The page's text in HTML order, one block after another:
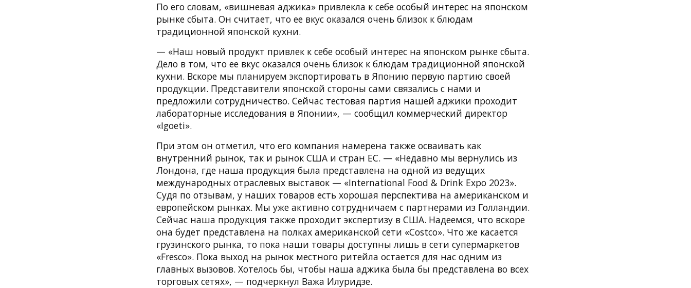
По его словам, «вишневая аджика» привлекла к себе особый интерес на японском
рынке сбыта. Он считает, что ее вкус оказался очень близок к блюдам
традиционной японской кухни.
— «Наш новый продукт привлек к себе особый интерес на японском рынке сбыта.
Дело в том, что ее вкус оказался очень близок к блюдам традиционной японской
кухни. Вскоре мы планируем экспортировать в Японию первую партию своей
продукции. Представители японской стороны сами связались с нами и
предложили сотрудничество. Сейчас тестовая партия нашей аджики проходит
лабораторные исследования в Японии», — сообщил коммерческий директор
«Igoeti».
При этом он отметил, что его компания намерена также осваивать как
внутренний рынок, так и рынок США и стран ЕС. — «Недавно мы вернулись из
Лондона, где наша продукция была представлена на одной из ведущих
международных отраслевых выставок — «International Food & Drink Expo 2023».
Судя по отзывам, у наших товаров есть хорошая перспектива на американском и
европейском рынках. Мы уже активно сотрудничаем с партнерами из Голландии.
Сейчас наша продукция также проходит экспертизу в США. Надеемся, что вскоре
она будет представлена на полках американской сети «Costco». Что же касается
грузинского рынка, то пока наши товары доступны лишь в сети супермаркетов
«Fresco». Пока выход на рынок местного ритейла остается для нас одним из
главных вызовов. Хотелось бы, чтобы наша аджика была бы представлена во всех
торговых сетях», — подчеркнул Важа Илуридзе.